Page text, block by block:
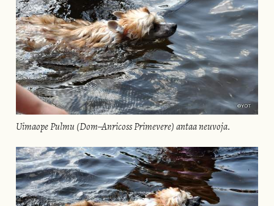
Uimaope Pulmu (Dom–AnricossPrimevere)antaa neuvoja.